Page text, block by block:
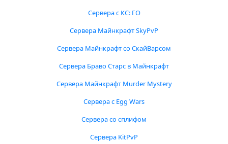
Сервера с КС: ГО
Сервера Майнкрафт SkyPvP
Сервера Майнкрафт со СкайВарсом
Сервера Браво Старс в Майнкрафт
Сервера Майнкрафт Murder Mystery
Сервера с Egg Wars
Сервера со сплифом
Сервера KitPvP